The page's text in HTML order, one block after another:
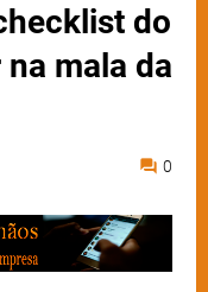
do
mala da
0